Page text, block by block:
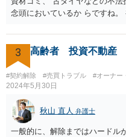
念頭においているか らですね
ことはないでしょう。 様子見で
3 高齢者 投資不動産
#契約解除 #売買トラブル #オーナー
2024年5月30日
秋山 直人 弁護士
一般的に、解除まではハードル